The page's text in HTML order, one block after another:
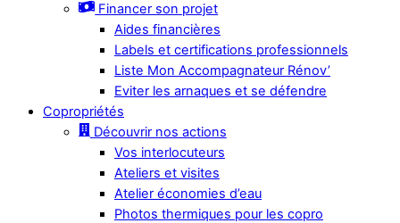
Financer son projet
Aides financières
Labels et certifications professionnels
Liste Mon Accompagnateur Rénov’
Eviter les arnaques et se défendre
Copropriétés
Découvrir nos actions
Vos interlocuteurs
Ateliers et visites
Atelier économies d’eau
Photos thermiques pour les copro